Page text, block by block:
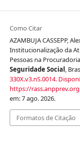
Como Citar
AZAMBUJA CASSEPP,
Institucionalização da
Pessoas na
Seguridade Social ,
330X.v3.nS.0014.
https://
em: 7 ago. 2026.
Formatos de Citação